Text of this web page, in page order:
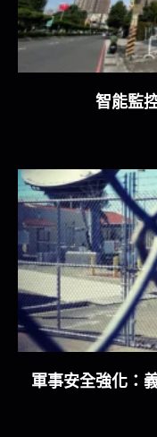
智能監
軍事安全強化：